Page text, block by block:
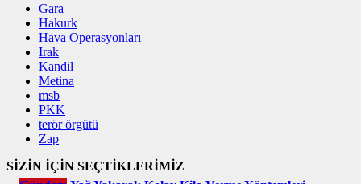
Gara
Hakurk
Hava Operasyonları
Irak
Kandil
Metina
msb
PKK
terör örgütü
Zap
SİZİN İÇİN SEÇTİKLERİMİZ